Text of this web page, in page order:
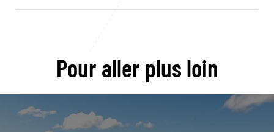
Pour aller plus loin